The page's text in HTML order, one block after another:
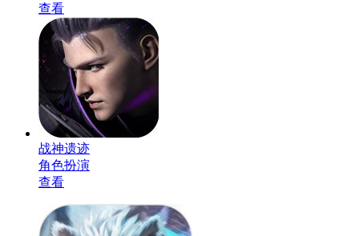
查看
战神遗迹
角色扮演
查看